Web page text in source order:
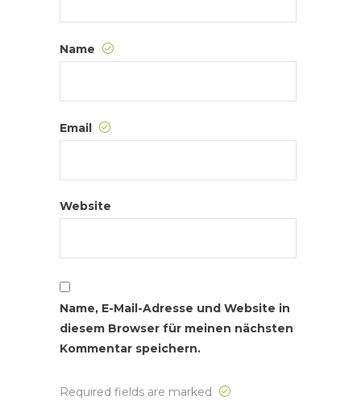
Name
Email
Website
Name, E-Mail-Adresse und Website in
diesem Browser für meinen nächsten
Kommentar speichern.
Required fields are marked